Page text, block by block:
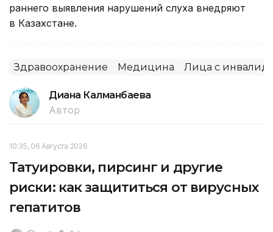
раннего выявления нарушений слуха внедряют
в Казахстане.
Здравоохранение Медицина Лица с
Диана Калманбаева
Автор
10:35, 06 Августа 2026
Татуировки, пирсинг и другие
риски: как защититься от вирусных
гепатитов